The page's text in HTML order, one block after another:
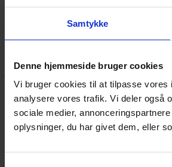
Samtykke
Denne hjemmeside bruger cookies
Vi bruger cookies til at tilpasse vores
analysere vores trafik. Vi deler også
sociale medier,
oplysninger, du har givet dem, eller
mig
eller kom forbi butikken på
jeg dig på vej.
Vestergade 12 6270, Tønder
60 51 96 50
post@yarneverywear.dk
CVR 43041649